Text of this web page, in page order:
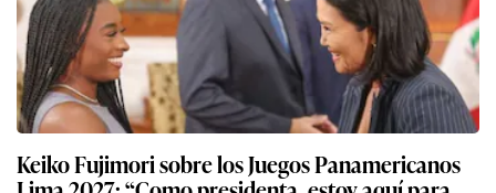
Keiko Fujimori sobre los Juegos Panamericanos